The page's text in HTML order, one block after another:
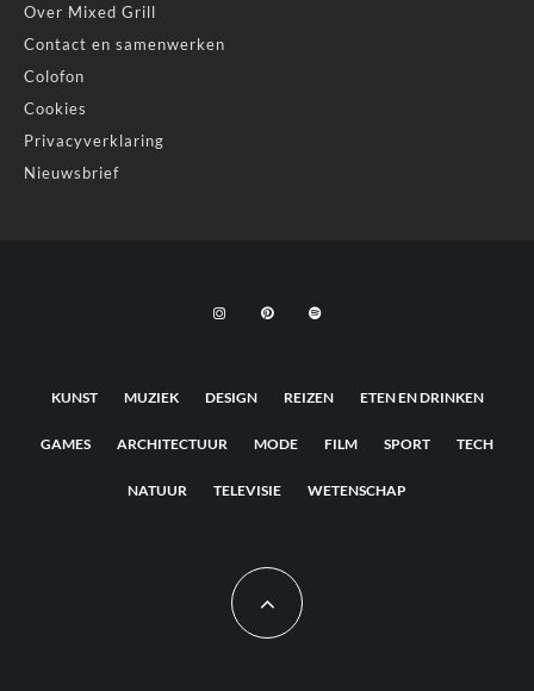
Over Mixed Grill
Contact en samenwerken
Colofon
Cookies
Privacyverklaring
Nieuwsbrief
KUNST MUZIEK DESIGN REIZEN ETEN EN DRINKEN
GAMES ARCHITECTUUR MODE FILM SPORT TECH
NATUUR TELEVISIE WETENSCHAP